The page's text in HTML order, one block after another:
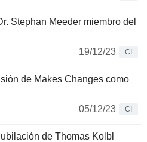
Stephan Meeder miembro del
19/12/23
CI
de Makes Changes como
05/12/23
CI
de Thomas Kolbl